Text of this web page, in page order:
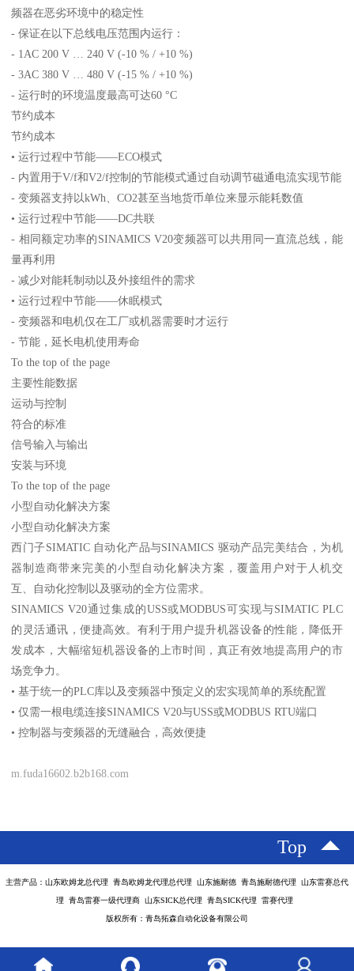
频器在恶劣环境中的稳定性
- 保证在以下总线电压范围内运行：
- 1AC 200 V … 240 V (-10 % / +10 %)
- 3AC 380 V … 480 V (-15 % / +10 %)
- 运行时的环境温度最高可达60 °C
节约成本
节约成本
• 运行过程中节能——ECO模式
- 内置用于V/f和V2/f控制的节能模式通过自动调节磁通电流实现节能
- 变频器支持以kWh、CO2甚至当地货币单位来显示能耗数值
• 运行过程中节能——DC共联
- 相同额定功率的SINAMICS V20变频器可以共用同一直流总线，能
量再利用
- 减少对能耗制动以及外接组件的需求
• 运行过程中节能——休眠模式
- 变频器和电机仅在工厂或机器需要时才运行
- 节能，延长电机使用寿命
To the top of the page
主要性能数据
运动与控制
符合的标准
信号输入与输出
安装与环境
To the top of the page
小型自动化解决方案
小型自动化解决方案
西门子SIMATIC 自动化产品与SINAMICS 驱动产品完美结合，为机
器制造商带来完美的小型自动化解决方案，覆盖用户对于人机交
互、自动化控制以及驱动的全方位需求。
SINAMICS V20通过集成的USS或MODBUS可实现与SIMATIC PLC
的灵活通讯，便捷高效。有利于用户提升机器设备的性能，降低开
发成本，大幅缩短机器设备的上市时间，真正有效地提高用户的市
场竞争力。
• 基于统一的PLC库以及变频器中预定义的宏实现简单的系统配置
• 仅需一根电缆连接SINAMICS V20与USS或MODBUS RTU端口
• 控制器与变频器的无缝融合，高效便捷
m.fuda16602.b2b168.com
Top
主营产品：山东欧姆龙总代理 青岛欧姆龙代理总代理 山东施耐德 青岛施耐德代理 山东雷赛总代
理 青岛雷赛一级代理商 山东SICK总代理 青岛SICK代理 雷赛代理
版权所有：青岛拓森自动化设备有限公司